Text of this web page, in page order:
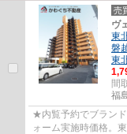
売
ヴ
東
磐
東
間
福
★内覧予約でブラン
ォーム実施時価格。